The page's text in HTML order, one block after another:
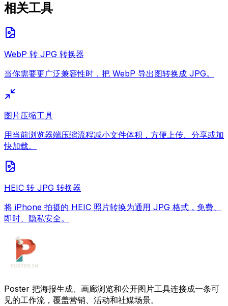
相关工具
WebP 转 JPG 转换器
当你需要更广泛兼容性时，把 WebP 导出图转换成 JPG。
图片压缩工具
用当前浏览器端压缩流程减小文件体积，方便上传、分享或加
快加载。
HEIC 转 JPG 转换器
将 iPhone 拍摄的 HEIC 照片转换为通用 JPG 格式，免费、
即时、隐私安全。
Poster 把海报生成、画廊浏览和公开图片工具连接成一条可
见的工作流，覆盖营销、活动和社媒场景。